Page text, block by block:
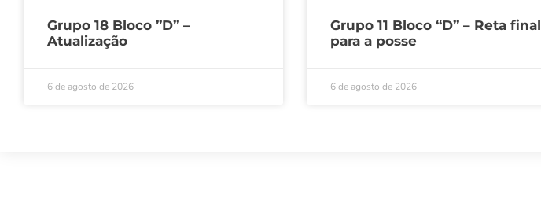
Grupo 18 Bloco ”D” –
Atualização
6 de agosto de 2026
Grupo 11 Bloco “D” – Reta final
para a posse
6 de agosto de 2026